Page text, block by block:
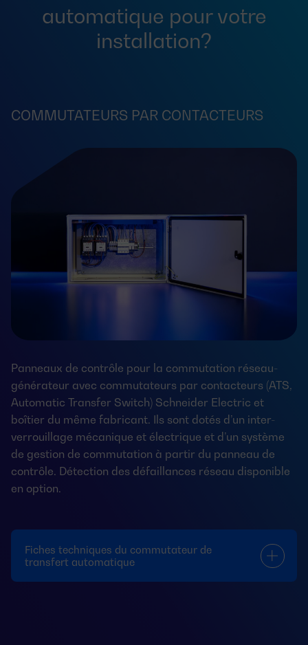
automatique pour votre
installation?
COMMUTATEURS PAR CONTACTEURS
Panneaux de contrôle pour la commutation réseau-
générateur avec commutateurs par contacteurs (ATS,
Automatic Transfer Switch) Schneider Electric et
boîtier du même fabricant. Ils sont dotés d’un inter-
verrouillage mécanique et électrique et d’un système
de gestion de commutation à partir du panneau de
contrôle. Détection des défaillances réseau disponible
en option.
Fiches techniques du commutateur de
transfert automatique